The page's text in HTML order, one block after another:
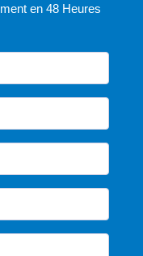
en 48 Heures